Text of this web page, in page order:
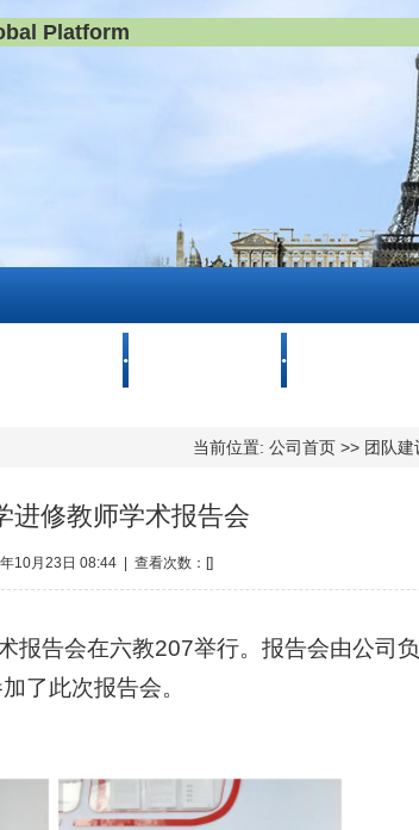
Platform
当前位置: 公司首页 >> 团队建
进修教师学术报告会
10月23日 08:44 | 查看次数：[]
报告会在六教207举行。报告会由公司
了此次报告会。